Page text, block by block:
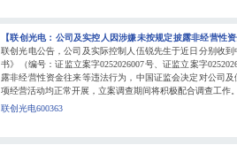
【联创光电：公司及实控人因涉嫌未按规定披露非经营性
联创光电公告，公司及实际控制人伍锐先生于近日分别收
书》（编号：证监立案字0252026007号、证监立案字
露非经营性资金往来等违法行为，中国证监会决定对公司
项经营活动均正常开展，立案调查期间将积极配合调查工作
联创光电600363